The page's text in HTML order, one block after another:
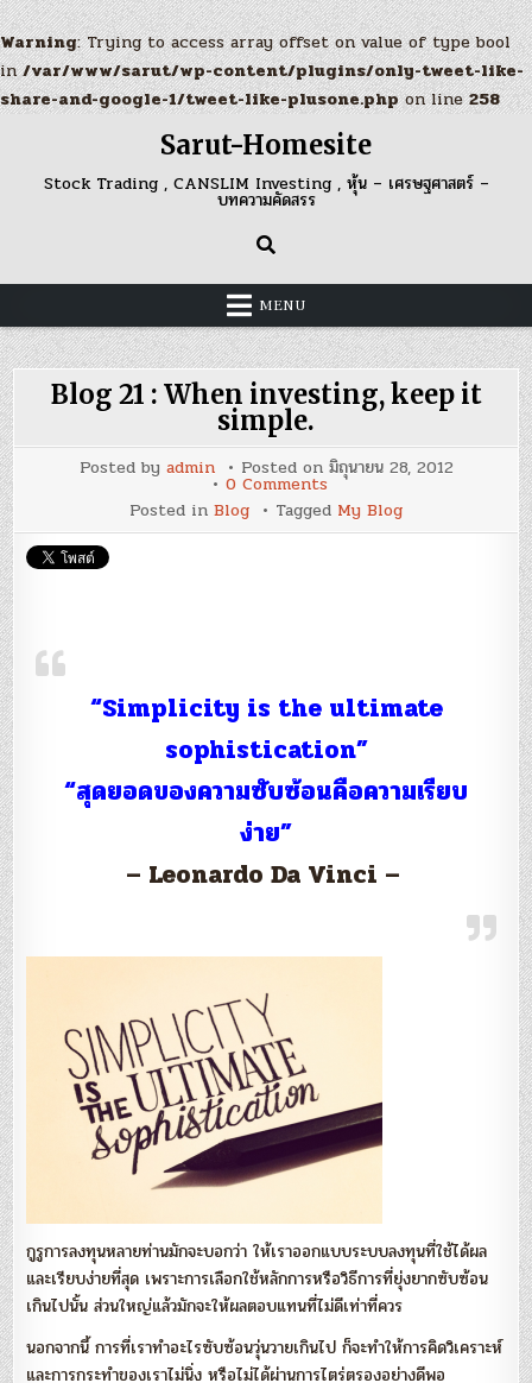
Warning: Trying to access array offset on value of type bool
in/var/www/sarut/wp-content/plugins/only-tweet-like-
share-and-google-1/tweet-like-plusone.phpon line258
content
Sarut-Homesite
Stock Trading , CANSLIM Investing , หุ้น – เศรษฐศาสตร์ –
บทความคัดสรร
MENU
Blog 21 : When investing, keep it
simple.
Posted by admin Posted on มิถุนายน 28, 2012
0 Commentson
Blog
21
:
Posted in Blog Tagged My Blog
“Simplicity is the ultimate
sophistication”
“สุดยอดของความซับซ้อนคือความเรียบ
ง่าย”
– Leonardo Da Vinci –
กูรูการลงทุนหลายท่านมักจะบอกว่า ให้เราออกแบบระบบลงทุนที่ใช้ได้ผล
และเรียบง่ายที่สุด เพราะการเลือกใช้หลักการหรือวิธีการที่ยุ่งยากซับซ้อน
เกินไปนั้น ส่วนใหญ่แล้วมักจะให้ผลตอบแทนที่ไม่ดีเท่าที่ควร
นอกจากนี้ การที่เราทำอะไรซับซ้อนวุ่นวายเกินไป ก็จะทำให้การคิดวิเคราะห์
และการกระทำของเราไม่นิ่ง หรือไม่ได้ผ่านการไตร่ตรองอย่างดีพอ